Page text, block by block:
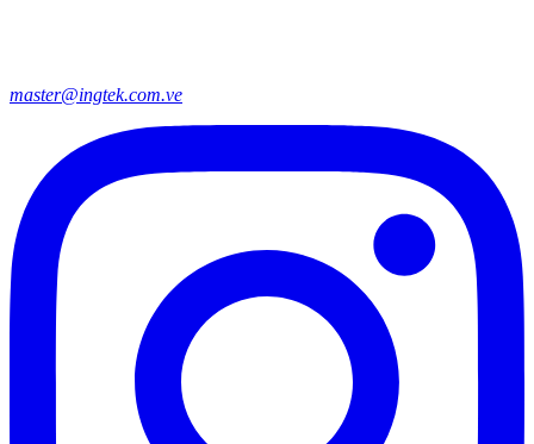
master@ingtek.com.ve